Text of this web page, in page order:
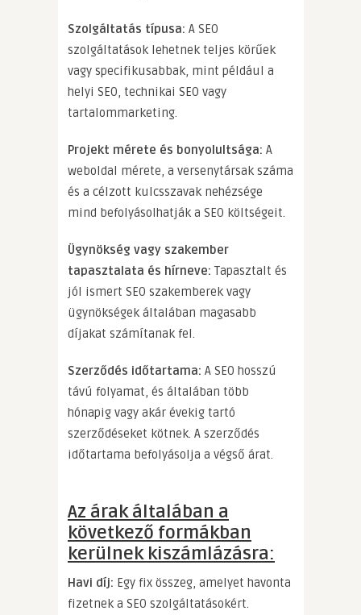
Szolgáltatás típusa: A SEO
szolgáltatások lehetnek teljes körűek
vagy specifikusabbak, mint például a
helyi SEO, technikai SEO vagy
tartalommarketing.
Projekt mérete és bonyolultsága: A
weboldal mérete, a versenytársak száma
és a célzott kulcsszavak nehézsége
mind befolyásolhatják a SEO költségeit.
Ügynökség vagy szakember
tapasztalata és hírneve: Tapasztalt és
jól ismert SEO szakemberek vagy
ügynökségek általában magasabb
díjakat számítanak fel.
Szerződés időtartama: A SEO hosszú
távú folyamat, és általában több
hónapig vagy akár évekig tartó
szerződéseket kötnek. A szerződés
időtartama befolyásolja a végső árat.
Az árak általában a
következő formákban
kerülnek kiszámlázásra:
Havi díj: Egy fix összeg, amelyet havonta
fizetnek a SEO szolgáltatásokért.